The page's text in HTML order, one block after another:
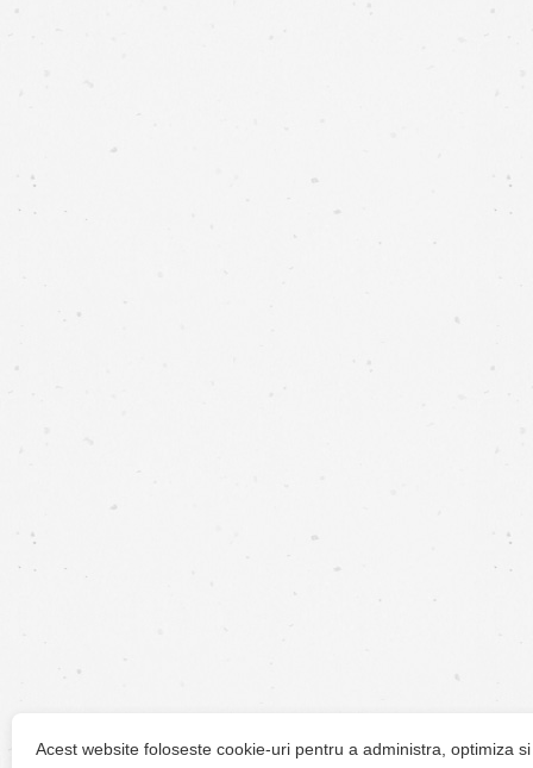
Acest website foloseste cookie-uri pentru a administra, optimiza